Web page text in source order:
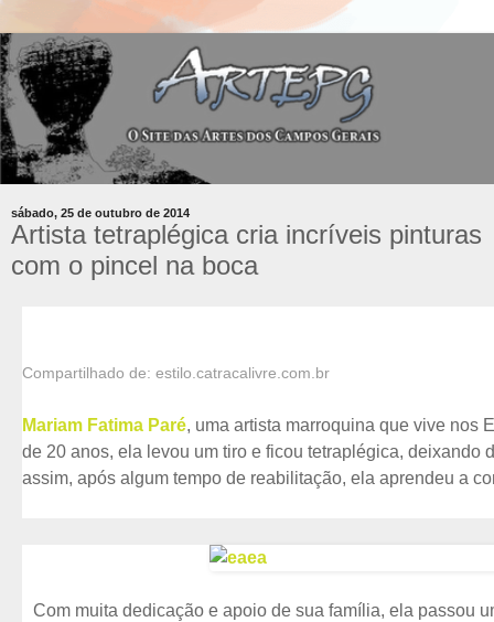
sábado, 25 de outubro de 2014
Artista tetraplégica cria incríveis pinturas
com o pincel na boca
Compartilhado de: estilo.catracalivre.com.br
Mariam Fatima Paré, uma artista marroquina que vive nos
de 20 anos, ela levou um tiro e ficou tetraplégica, deixando
assim, após algum tempo de reabilitação, ela aprendeu a
Com muita dedicação e apoio de sua família, ela passou